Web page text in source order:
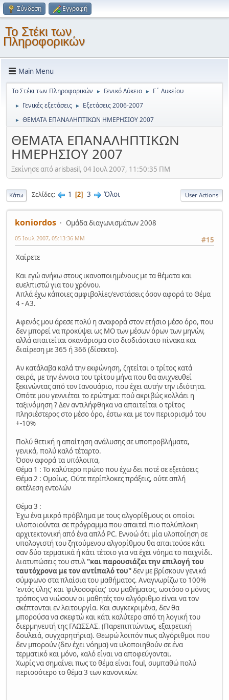
Σύνδεση Εγγραφή
Το Στέκι των
Πληροφορικών
Main Menu
Το Στέκι των Πληροφορικών ► Γενικό Λύκειο ► Γ΄ Λυκείου
► Γενικές εξετάσεις ► Εξετάσεις 2006-2007
► ΘΕΜΑΤΑ ΕΠΑΝΑΛΗΠΤΙΚΩΝ ΗΜΕΡΗΣΙΟΥ 2007
ΘΕΜΑΤΑ ΕΠΑΝΑΛΗΠΤΙΚΩΝ
ΗΜΕΡΗΣΙΟΥ 2007
Ξεκίνησε από arisbasil, 04 Ιουλ 2007, 11:50:35 ΠΜ
Κάτω Σελίδες 1 2 3 Όλοι User Actions
koniordos
Ομάδα διαγωνισμάτων 2008
#15
05 Ιουλ 2007, 05:13:36 ΜΜ
Χαίρετε
Και εγώ ανήκω στους ικανοποιημένους με τα θέματα και
ευελπιστώ για του χρόνου.
Απλά έχω κάποιες αμφιβολίες/ενστάσεις όσον αφορά το Θέμα
4 - Α3.
Αφενός μου άρεσε πολύ η αναφορά στον ετήσιο μέσο όρο, που
δεν μπορεί να προκύψει ως ΜΟ των μέσων όρων των μηνών,
αλλά απαιτείται σκανάρισμα στο δισδιάστατο πίνακα και
διαίρεση με 365 ή 366 (δίσεκτο).
Αν κατάλαβα καλά την εκφώνηση, ζητείται ο τρίτος κατά
σειρά, με την έννοια του τρίτου μήνα που θα ανιχνευθεί
ξεκινώντας από τον Ιανουάριο, που έχει αυτήν την ιδιότητα.
Οπότε μου γεννιέται το ερώτημα: πού ακριβώς κολλάει η
ταξινόμηση ? Δεν αντιλήφθηκα να απαιτείται ο τρίτος
πλησιέστερος στο μέσο όρο, έστω και με τον περιορισμό του
+-10%
Πολύ θετική η απαίτηση ανάλυσης σε υποπροβλήματα,
γενικά, πολύ καλό τέταρτο.
Όσον αφορά τα υπόλοιπα,
Θέμα 1 : Το καλύτερο πρώτο που έχω δει ποτέ σε εξετάσεις
Θέμα 2 : Ομοίως. Ούτε περίπλοκες πράξεις, ούτε απλή
εκτέλεση εντολών
Θέμα 3 :
Έχω ένα μικρό πρόβλημα με τους αλγορίθμους οι οποίοι
υλοποιούνται σε πρόγραμμα που απαιτεί πιο πολύπλοκη
αρχιτεκτονική από ένα απλό PC. Εννοώ ότι μία υλοποίηση σε
υπολογιστή του ζητούμενου αλγορίθμου θα απαιτούσε κάτι
σαν δύο τερματικά ή κάτι τέτοιο για να έχει νόημα το παιχνίδι.
Διατυπώσεις του στυλ"και παρουσιάζει την επιλογή του
ταυτόχρονα με τον αντίπαλό του"δεν με βρίσκουν γενικά
σύμφωνο στα πλαίσια του μαθήματος. Αναγνωρίζω το 100%
'εντός ύλης' και 'φιλοσοφίας' του μαθήματος, ωστόσο ο μόνος
τρόπος να νιώσουν οι μαθητές τον αλγόριθμο είναι να τον
σκέπτονται εν λειτουργία. Και συγκεκριμένα, δεν θα
μπορούσα να σκεφτώ και κάτι καλύτερο από τη λογική του
διερμηνευτή της ΓΛΩΣΣΑΣ. (Παρεπιπτώντως, εξαιρετική
δουλειά, συγχαρητήρια). Θεωρώ λοιπόν πως αλγόριθμοι που
δεν μπορούν (δεν έχει νόημα) να υλοποιηθούν σε ένα
τερματικό και μόνο, καλό είναι να αποφεύγονται.
Χωρίς να σημαίνει πως το θέμα είναι foul, συμπαθώ πολύ
περισσότερο το θέμα 3 των κανονικών.